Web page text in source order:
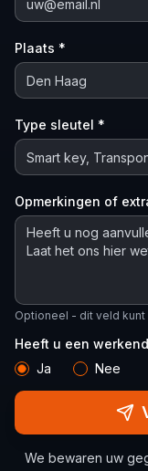
Plaats *
Type sleutel *
Opmerkingen of
Optioneel - dit veld kunt
Heeft u een
Ja
Nee
We bewaren uw